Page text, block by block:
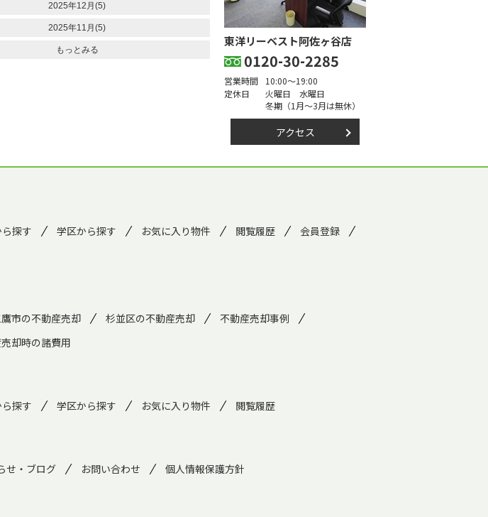
2025年12月(5)
2025年11月(5)
もっとみる
東洋リーベスト阿佐ヶ谷店
0120-30-2285
営業時間
10:00～19:00
定休日
火曜日 水曜日
冬期（1月～3月は無休）
アクセス
探す 学区から探す お気に入り物件 閲覧履歴
会員登録
市の不動産売却 杉並区の不動産売却
不動産売却事例
却時の諸費用
探す 学区から探す お気に入り物件 閲覧履歴
せ・ブログ お問い合わせ 個人情報保護方針